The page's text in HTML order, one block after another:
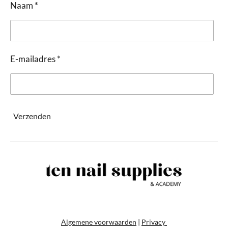
Naam *
E-mailadres *
Verzenden
Algemene voorwaarden | Privacy